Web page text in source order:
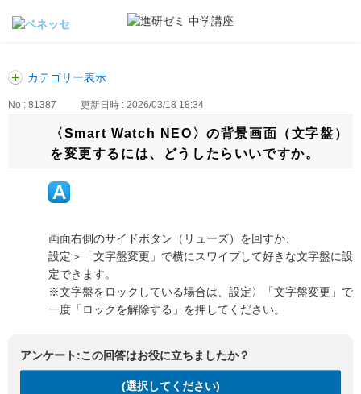
カテゴリー表示
No : 81387 更新日時 : 2026/03/18 18:34
〈Smart Watch NEO〉の背景画面（文字盤）
を変更するには、どうしたらいいですか。
画面右側のサイドボタン（リューズ）を回すか、
設定＞「文字盤変更」で横にスワイプして好きな文字盤に設
定できます。
※文字盤をロックしている場合は、設定〉「文字盤変更」で
一度「ロックを解除する」を押してください。
アンケート:この回答はお役に立ちましたか？
(選択してください)